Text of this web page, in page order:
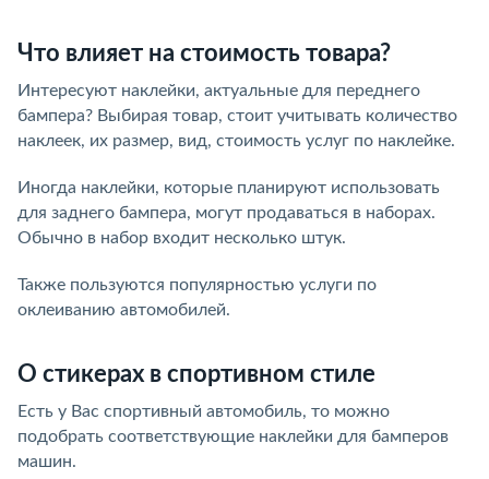
Что влияет на стоимость товара?
Интересуют наклейки, актуальные для переднего
бампера? Выбирая товар, стоит учитывать количество
наклеек, их размер, вид, стоимость услуг по наклейке.
Иногда наклейки, которые планируют использовать
для заднего бампера, могут продаваться в наборах.
Обычно в набор входит несколько штук.
Также пользуются популярностью услуги по
оклеиванию автомобилей.
О стикерах в спортивном стиле
Есть у Вас спортивный автомобиль, то можно
подобрать соответствующие наклейки для бамперов
машин.